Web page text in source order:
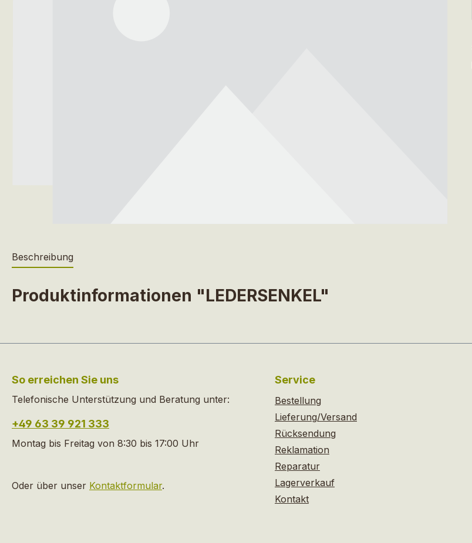
Beschreibung
Produktinformationen "LEDERSENKEL"
So erreichen Sie uns
Telefonische Unterstützung und Beratung unter:
+49 63 39 921 333
Montag bis Freitag von 8:30 bis 17:00 Uhr
Oder über unser Kontaktformular.
Service
Bestellung
Lieferung/Versand
Rücksendung
Reklamation
Reparatur
Lagerverkauf
Kontakt